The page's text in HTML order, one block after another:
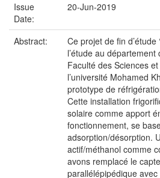
Issue
Date:
20-Jun-2019
Abstract:
Ce projet de fin d’étude
l’étude au
Faculté des Sciences
l’université Mohamed
prototype de
Cette installation
solaire comme apport
fonctionnement, se
adsorption/désorption.
actif/méthanol comme
avons remplacé le
parallélépipédique